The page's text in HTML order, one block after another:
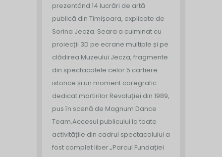
prezentând 14 lucrări de artă
publică din Timișoara, explicate de
Sorina Jecza. Seara a culminat cu
proiecții 3D pe ecrane multiple și pe
clădirea Muzeului Jecza, fragmente
din spectacolele celor 5 cartiere
istorice și un moment coregrafic
dedicat martirilor Revoluției din 1989,
pus în scenă de Magnum Dance
Team.Accesul publicului la toate
activitățile din cadrul spectacolului a
fost complet liber.„Parcul Fundației